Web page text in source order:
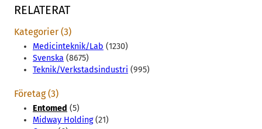
RELATERAT
Kategorier (3)
Medicinteknik/Lab (1230)
Svenska (8675)
Teknik/Verkstadsindustri (995)
Företag (3)
Entomed (5)
Midway Holding(21)